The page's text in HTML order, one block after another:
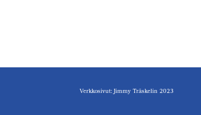
Verkkosivut: Jimmy Träskelin 2023